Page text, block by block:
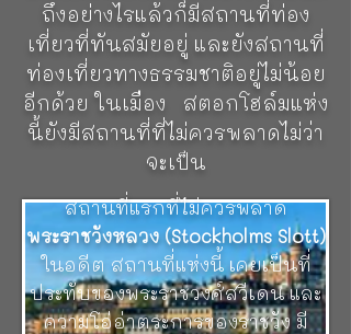
ถึงอย่างไรแล้วก็มีสถานที่ท่อง
เที่ยวที่ทันสมัยอยู่ และยังสถานที่
ท่องเที่ยวทางธรรมชาติอยู่ไม่น้อย
อีกด้วย ในเมือง สตอกโฮล์มแห่ง
นี้ยังมีสถานที่ที่ไม่ควรพลาดไม่ว่า
จะเป็น
สถานที่แรกที่ไม่ควรพลาด
พระราชวังหลวง (Stockholms Slott)
ในอดีต สถานที่แห่งนี้ เคยเป็นที่
ประทับของพระราชวงศ์สวีเดน และ
ความโอ่อ่าตระการของราชวัง มี